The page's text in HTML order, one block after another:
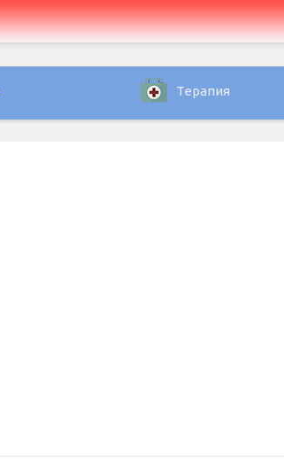
Терапия